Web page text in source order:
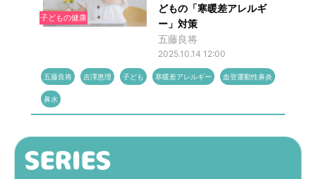
子どもの健康
どもの「寒暖差アレルギ
ー」対策
五藤良将
2025.10.14 12:00
五藤良将 吉澤恵理 子ども 寒暖差アレルギー 血管運動性鼻炎
鼻水